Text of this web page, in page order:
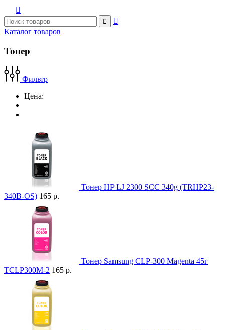



Каталог товаров
Тонер
Фильтр
Цена:
Тонер HP LJ 2300 SCC 340g (TRHP23-
340B-OS) 165 р.
Тонер Samsung CLP-300 Magenta 45г
TCLP300M-2 165 р.